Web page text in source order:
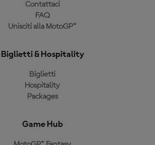
Contattaci
FAQ
Unisciti alla MotoGP™
Biglietti & Hospitality
Biglietti
Hospitality
Packages
Game Hub